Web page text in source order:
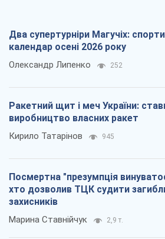
Два супертурніри Магучіх:
календар осені 2026 року
Олександр Липенко 252
Ракетний щит і меч України:
виробництво власних ракет
Кирило Татарінов 945
Посмертна "презумпція
хто дозволив ТЦК судити
захисників
Марина Ставнійчук 2,9 т.